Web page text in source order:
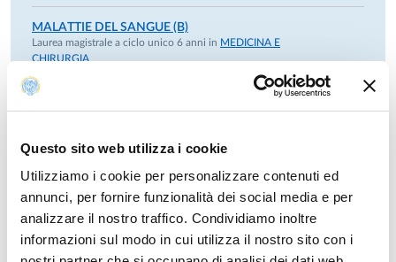
Questo sito web utilizza i cookie
Utilizziamo i cookie per personalizzare contenuti ed
annunci, per fornire funzionalità dei social media e per
analizzare il nostro traffico. Condividiamo inoltre
informazioni sul modo in cui utilizza il nostro sito con i
Member of “Jury de thèse” at the University of Nantes
(France), October 2009
Member of the Medical Research Committee of the
University of Parma from 2011 to 2025
Member of Scientific Committee of Italian Association
Memeber of the board of the European Myeloma
Network Research Italy from 2017 until now
Member of the Scientific Board of the "Società Italiana
di Ematologia Sperimentale" (SIES) from 2014 to 2018.
Course Director of the Medical, Veterinary and
Pharmaceutical Biotechnology Maaster of Science at
MALATTIE DEL SANGUE (B)
Laurea magistrale a ciclo unico 6 anni in MEDICINA E
CHIRURGIA
Modulo di
NEOPLASTICHE E INFETTIVE
Anno: 4°
ONCOEMATOLOGIA E METODICHE DI STUDIO
VETERINARIE E FARMACEUTICHE
Anno: 2°
TIROCINIO DI MALATTIE DEL SANGUE
Laurea magistrale a ciclo unico 6 anni inMEDICINA E